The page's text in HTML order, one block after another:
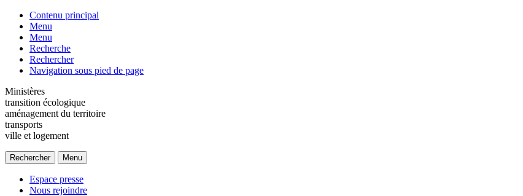
Contenu principal
Menu
Menu
Recherche
Rechercher
Navigation sous pied de page
Ministères
transition écologique
aménagement du territoire
transports
ville et logement
Rechercher Menu
Espace presse
Nous rejoindre